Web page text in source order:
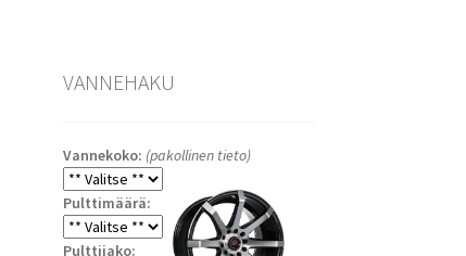
VANNEHAKU
Vannekoko: (pakollinen tieto)
Pulttimäärä:
Pulttijako: